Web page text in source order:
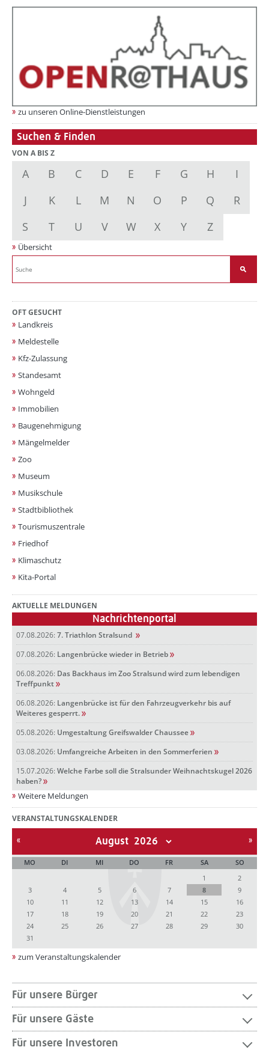
zu unseren Online-Dienstleistungen
Suchen & Finden
VON A BIS Z
A B C D E F G H
I
J
K L M N O P Q
R
S
T U V W X Y Z
Übersicht
OFT GESUCHT
Landkreis
Meldestelle
Kfz-Zulassung
Standesamt
Wohngeld
Immobilien
Baugenehmigung
Mängelmelder
Zoo
Museum
Musikschule
Stadtbibliothek
Tourismuszentrale
Friedhof
Klimaschutz
Kita-Portal
AKTUELLE MELDUNGEN
Nachrichtenportal
07.08.2026: 7. Triathlon Stralsund
07.08.2026: Langenbrücke wieder in Betrieb
06.08.2026: Das Backhaus im Zoo Stralsund wird zum lebendigen
Treffpunkt
06.08.2026: Langenbrücke ist für den Fahrzeugverkehr bis auf
Weiteres gesperrt.
05.08.2026: Umgestaltung Greifswalder Chaussee
03.08.2026: Umfangreiche Arbeiten in den Sommerferien
15.07.2026: Welche Farbe soll die Stralsunder Weihnachtskugel 2026
haben?
Weitere Meldungen
VERANSTALTUNGSKALENDER
August
MO DI MI DO FR SA
SO
1
2
3
4 5 6 7 8
9
10
11 12 13 14 15
16
17
18 19 20 21 22
23
24
25 26 27 28 29
30
31
zum Veranstaltungskalender
Für unsere Bürger
Für unsere Gäste
Für unsere Investoren